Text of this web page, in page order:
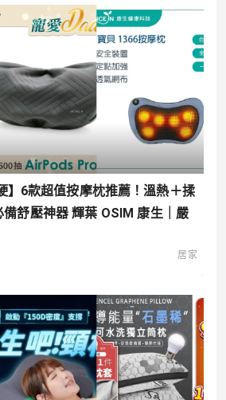
】6款超值按摩枕推薦！溫熱＋揉
舒壓神器 輝葉 OSIM 康生｜嚴
居家